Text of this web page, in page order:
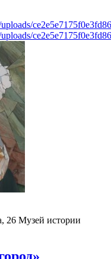
26 Музей истории